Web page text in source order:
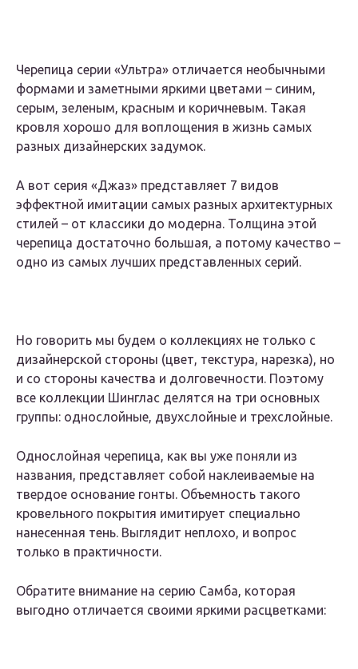
Черепица серии «Ультра» отличается необычными
формами и заметными яркими цветами – синим,
серым, зеленым, красным и коричневым. Такая
кровля хорошо для воплощения в жизнь самых
разных дизайнерских задумок.
А вот серия «Джаз» представляет 7 видов
эффектной имитации самых разных архитектурных
стилей – от классики до модерна. Толщина этой
черепица достаточно большая, а потому качество –
одно из самых лучших представленных серий.
Но говорить мы будем о коллекциях не только с
дизайнерской стороны (цвет, текстура, нарезка), но
и со стороны качества и долговечности. Поэтому
все коллекции Шинглас делятся на три основных
группы: однослойные, двухслойные и трехслойные.
Однослойная черепица, как вы уже поняли из
названия, представляет собой наклеиваемые на
твердое основание гонты. Объемность такого
кровельного покрытия имитирует специально
нанесенная тень. Выглядит неплохо, и вопрос
только в практичности.
Обратите внимание на серию Самба, которая
выгодно отличается своими яркими расцветками: